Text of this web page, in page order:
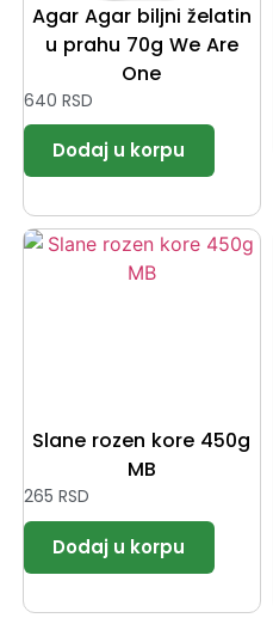
Agar Agar biljni želatin
u prahu 70g We Are
One
640 RSD
Slane rozen kore 450g
MB
265 RSD